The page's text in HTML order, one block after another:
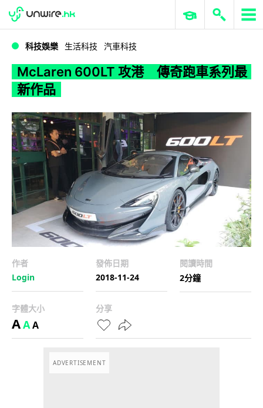
WWDC 2026 ERP 與商業 AI
科技娛樂 生活科技 汽車科技
McLaren 600LT 攻港 傳奇跑車系列最
新作品
作者
Login
發佈日期
2018-11-24
閱讀時間
2分鐘
字體大小
AAA
分享
ADVERTISEMENT